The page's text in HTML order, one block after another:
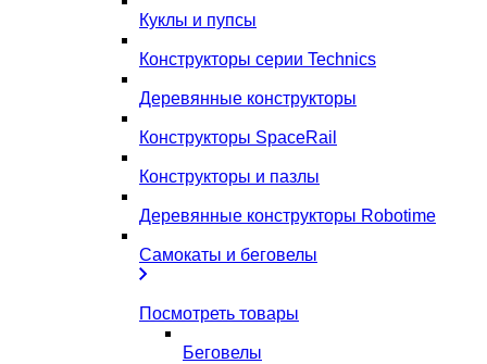
Куклы и пупсы
Конструкторы серии Technics
Деревянные конструкторы
Конструкторы SpaceRail
Конструкторы и пазлы
Деревянные конструкторы Robotime
Самокаты и беговелы
Посмотреть товары
Беговелы